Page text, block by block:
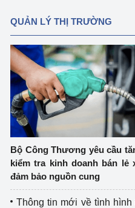
QUẢN LÝ THỊ TRƯỜNG
Bộ Công Thương yêu cầu
kiểm tra kinh doanh bán lẻ
đảm bảo nguồn cung
Thông tin mới về tình hình